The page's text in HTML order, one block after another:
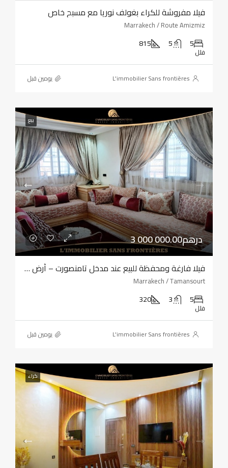
فيلا مفروشة للكراء بغولف نوريا مع مسبح خاص
Marrakech / Route Amizmiz
5
5
815
فلل
L'immobilier Sans frontières ‏يومين قبل
بيع
3 000 000.00درهم
فيلا فارغة ومحفظة للبيع عند مدخل تامنصورت – أرض بمساحة 320 مترًا مربعًا – أربع واجهات
Marrakech / Tamansourt
5
3
320
فلل
L'immobilier Sans frontières ‏يومين قبل
كراء